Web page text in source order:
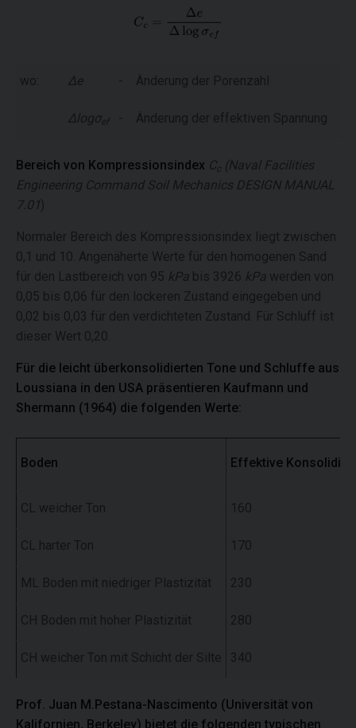
wo: Δe - Änderung der Porenzahl
Δlogσef - Änderung der effektiven Spannung
Bereich von Kompressionsindex C
(Naval Facilities
Engineering Command Soil Mechanics DESIGN MANUAL
7.01)
Normaler Bereich des Kompressionsindex liegt zwischen
0,1 und 10. Angenäherte Werte für den homogenen Sand
für den Lastbereich von 95 kPa bis 3926 kPa werden von
0,05 bis 0,06 für den lockeren Zustand eingegeben und
0,02 bis 0,03 für den verdichteten Zustand. Für Schluff ist
dieser Wert 0,20.
Für die leicht überkonsolidierten Tone und Schluffe aus
Loussiana in den USA präsentieren Kaufmann und
Shermann (1964) die folgenden Werte:
Boden Effektive
CL weicher Ton 160
CL harter Ton 170
ML Boden mit niedriger Plastizität 230
CH Boden mit hoher Plastizität 280
CH weicher Ton mit Schicht der Silte 340
Prof. Juan M.Pestana-Nascimento (Universität von
Kalifornien, Berkeley) bietet die folgenden typischen